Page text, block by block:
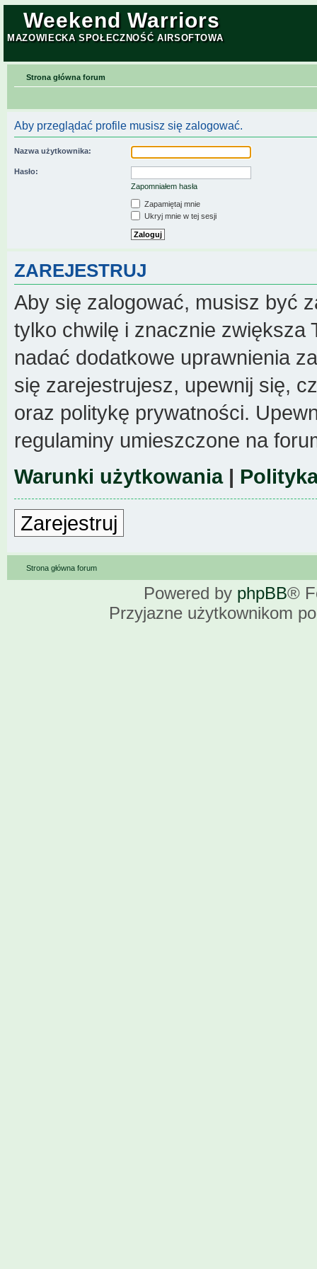
Weekend Warriors
MAZOWIECKA SPOŁECZNOŚĆ AIRSOFTOWA
Strona główna forum
Aby przeglądać profile musisz się zalogować.
Nazwa użytkownika:
Hasło:
Zapomniałem hasła
Zapamiętaj mnie
Ukryj mnie w tej sesji
ZAREJESTRUJ
Aby się zalogować, musisz być
tylko chwilę i znacznie zwiększa
nadać dodatkowe uprawnienia
się zarejestrujesz, upewnij się,
oraz politykę prywatności.
regulaminy umieszczone na
Warunki użytkowania|
Zarejestruj
Strona główna forum
Powered by phpBB®
Przyjazne użytkownikom